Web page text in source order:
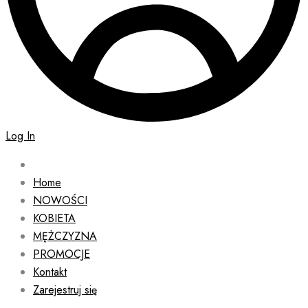
Log In
Home
NOWOŚCI
KOBIETA
MĘŻCZYZNA
PROMOCJE
Kontakt
Zarejestruj się